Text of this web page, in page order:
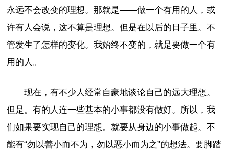
永远不会改变的理想。那就是——做一个有用的人，或
许有人会说，这不算是理想。但是在以后的日子里。不
管发生了怎样的变化。我始终不变的，就是要做一个有
用的人。
现在，有不少人经常自豪地谈论自己的远大理想。
但是。有的人连一些基本的小事都没有做好。所以，我
们如果要实现自己的理想。就要从身边的小事做起。不
能有“勿以善小而不为，勿以恶小而为之”的想法。要脚踏